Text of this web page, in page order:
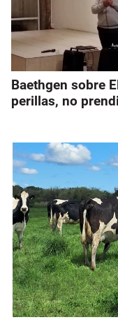
Baethgen sobre
perillas, no